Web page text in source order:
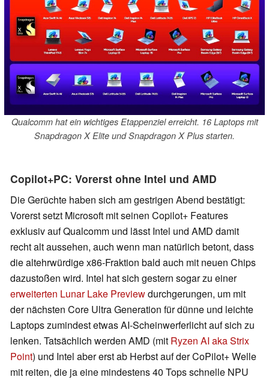
Qualcomm hat ein wichtiges Etappenziel erreicht. 16 Laptops mit
Snapdragon X Elite und Snapdragon X Plus starten.
Copilot+PC: Vorerst ohne Intel und AMD
Die Gerüchte haben sich am gestrigen Abend bestätigt:
Vorerst setzt Microsoft mit seinen Copilot+ Features
exklusiv auf Qualcomm und lässt Intel und AMD damit
recht alt aussehen, auch wenn man natürlich betont, dass
die altehrwürdige x86-Fraktion bald auch mit neuen Chips
dazustoßen wird. Intel hat sich gestern sogar zu einer
erweiterten Lunar Lake Previewdurchgerungen, um mit
der nächsten Core Ultra Generation für dünne und leichte
Laptops zumindest etwas AI-Scheinwerferlicht auf sich zu
lenken. Tatsächlich werden AMD (mit Ryzen AI aka Strix
Point) und Intel aber erst ab Herbst auf der CoPilot+ Welle
mit reiten, die ja eine mindestens 40 Tops schnelle NPU